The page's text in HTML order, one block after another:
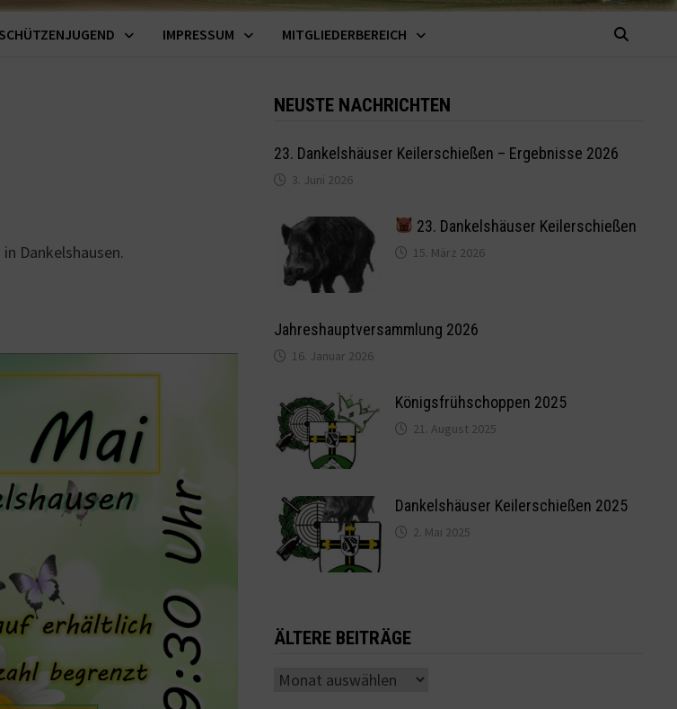
SCHÜTZENJUGEND IMPRESSUM MITGLIEDERBEREICH
Dankelshausen.
NEUSTE NACHRICHTEN
23. Dankelshäuser Keilerschießen – Ergebnisse 2026
3. Juni 2026
23. Dankelshäuser Keilerschießen
15. März 2026
Jahreshauptversammlung 2026
16. Januar 2026
Königsfrühschoppen 2025
21. August 2025
Dankelshäuser Keilerschießen 2025
2. Mai 2025
ÄLTERE BEITRÄGE
Ältere